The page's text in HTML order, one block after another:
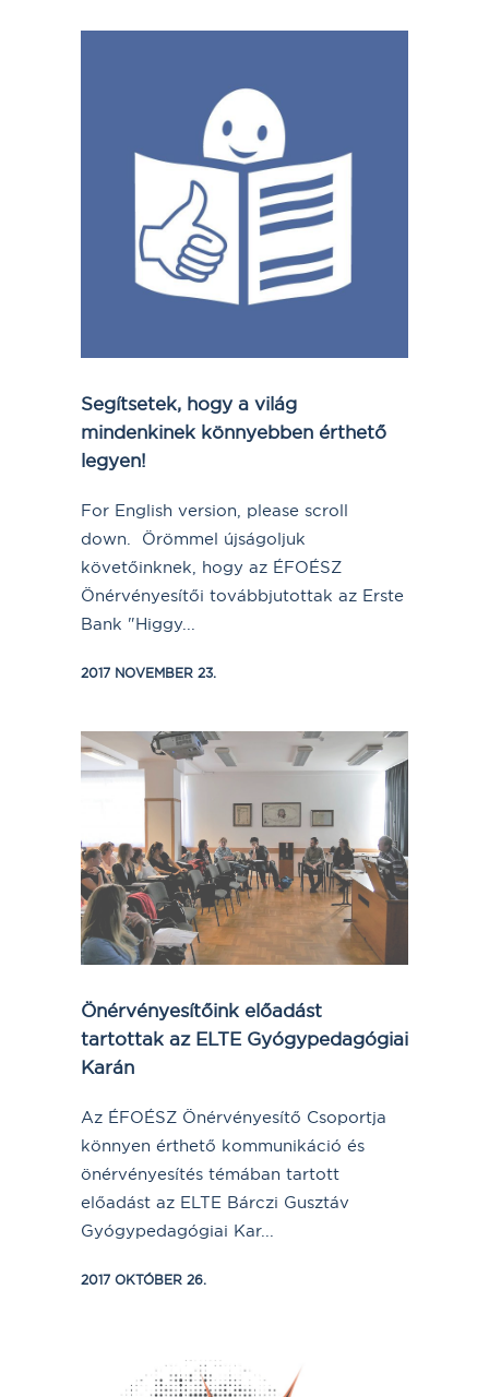
Segítsetek, hogy a világ
mindenkinek könnyebben érthető
legyen!
For English version, please scroll
down. Örömmel újságoljuk
követőinknek, hogy az ÉFOÉSZ
Önérvényesítői továbbjutottak az Erste
Bank "Higgy...
2017 NOVEMBER 23.
Önérvényesítőink előadást
tartottak az ELTE Gyógypedagógiai
Karán
Az ÉFOÉSZ Önérvényesítő Csoportja
könnyen érthető kommunikáció és
önérvényesítés témában tartott
előadást az ELTE Bárczi Gusztáv
Gyógypedagógiai Kar...
2017 OKTÓBER 26.